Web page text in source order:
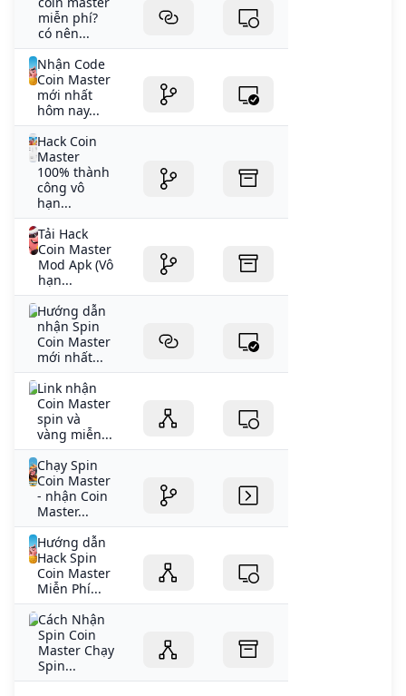
miễn phí?
có nên...
Nhận Code
Coin Master
mới nhất
hôm nay...
Hack Coin
Master
100% thành
công vô
hạn...
Tải Hack
Coin Master
Mod Apk (Vô
hạn...
Hướng dẫn
nhận Spin
Coin Master
mới nhất...
Link nhận
Coin Master
spin và
vàng miễn...
Chạy Spin
Coin Master
- nhận Coin
Master...
Hướng dẫn
Hack Spin
Coin Master
Miễn Phí...
Cách Nhận
Spin Coin
Master Chạy
Spin...